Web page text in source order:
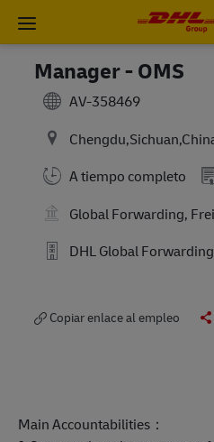
Skip to main
Manager - OMS
AV-358469
A tiempo completo
Global Forwarding,
DHL Global
Copiar enlace al empleo
Main Accountabilities：